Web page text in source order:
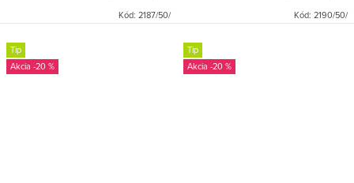
Kód: 2187/50/ Kód: 2190/50/
Tip
-20 %
Tip
-20 %